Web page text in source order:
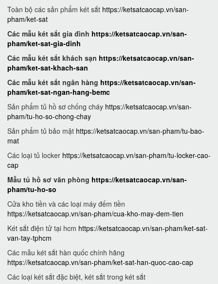
Toàn bộ các sản phẩm két sắt https://ketsatcaocap.vn/san-
pham/ket-sat
Các mẫu két sắt gia đình https://ketsatcaocap.vn/san-
pham/ket-sat-gia-dinh
Các mẫu két sắt khách sạn https://ketsatcaocap.vn/san-
pham/ket-sat-khach-san
Các mẫu két sắt ngân hàng https://ketsatcaocap.vn/san-
pham/ket-sat-ngan-hang-bemc
Sản phẩm tủ hồ sơ chống cháy https://ketsatcaocap.vn/san-
pham/tu-ho-so-chong-chay
Sản phẩm tủ bảo mật https://ketsatcaocap.vn/san-pham/tu-bao-
mat
Các loại tủ locker https://ketsatcaocap.vn/san-pham/tu-locker-cao-
cap
Mẫu tủ hồ sơ văn phòng https://ketsatcaocap.vn/san-
pham/tu-ho-so
Cửa kho tiền và các loại máy đếm tiền
https://ketsatcaocap.vn/san-pham/cua-kho-may-dem-tien
Két sắt điện tử tại hcm https://ketsatcaocap.vn/san-pham/ket-sat-
van-tay-tphcm
Các mẫu két sắt hàn quốc chính hãng
https://ketsatcaocap.vn/san-pham/ket-sat-han-quoc-cao-cap
Các loại két sắt đặc biệt, két sắt trong két sắt